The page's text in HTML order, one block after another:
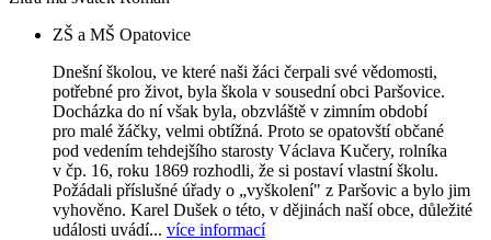
ZŠ a MŠ Opatovice
Dnešní školou, ve které naši žáci čerpali své vědomosti,
potřebné pro život, byla škola v sousední obci Paršovice.
Docházka do ní však byla, obzvláště v zimním období
pro malé žáčky, velmi obtížná. Proto se opatovští občané
pod vedením tehdejšího starosty Václava Kučery, rolníka
v čp. 16, roku 1869 rozhodli, že si postaví vlastní školu.
Požádali příslušné úřady o „vyškolení" z Paršovic a bylo jim
vyhověno. Karel Dušek o této, v dějinách naší obce, důležité
události uvádí... více informací